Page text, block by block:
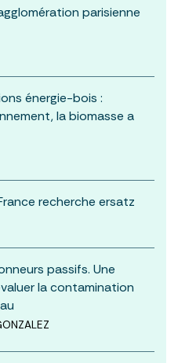
parisienne
énergie-bois :
la biomasse a
recherche ersatz
passifs. Une
la contamination